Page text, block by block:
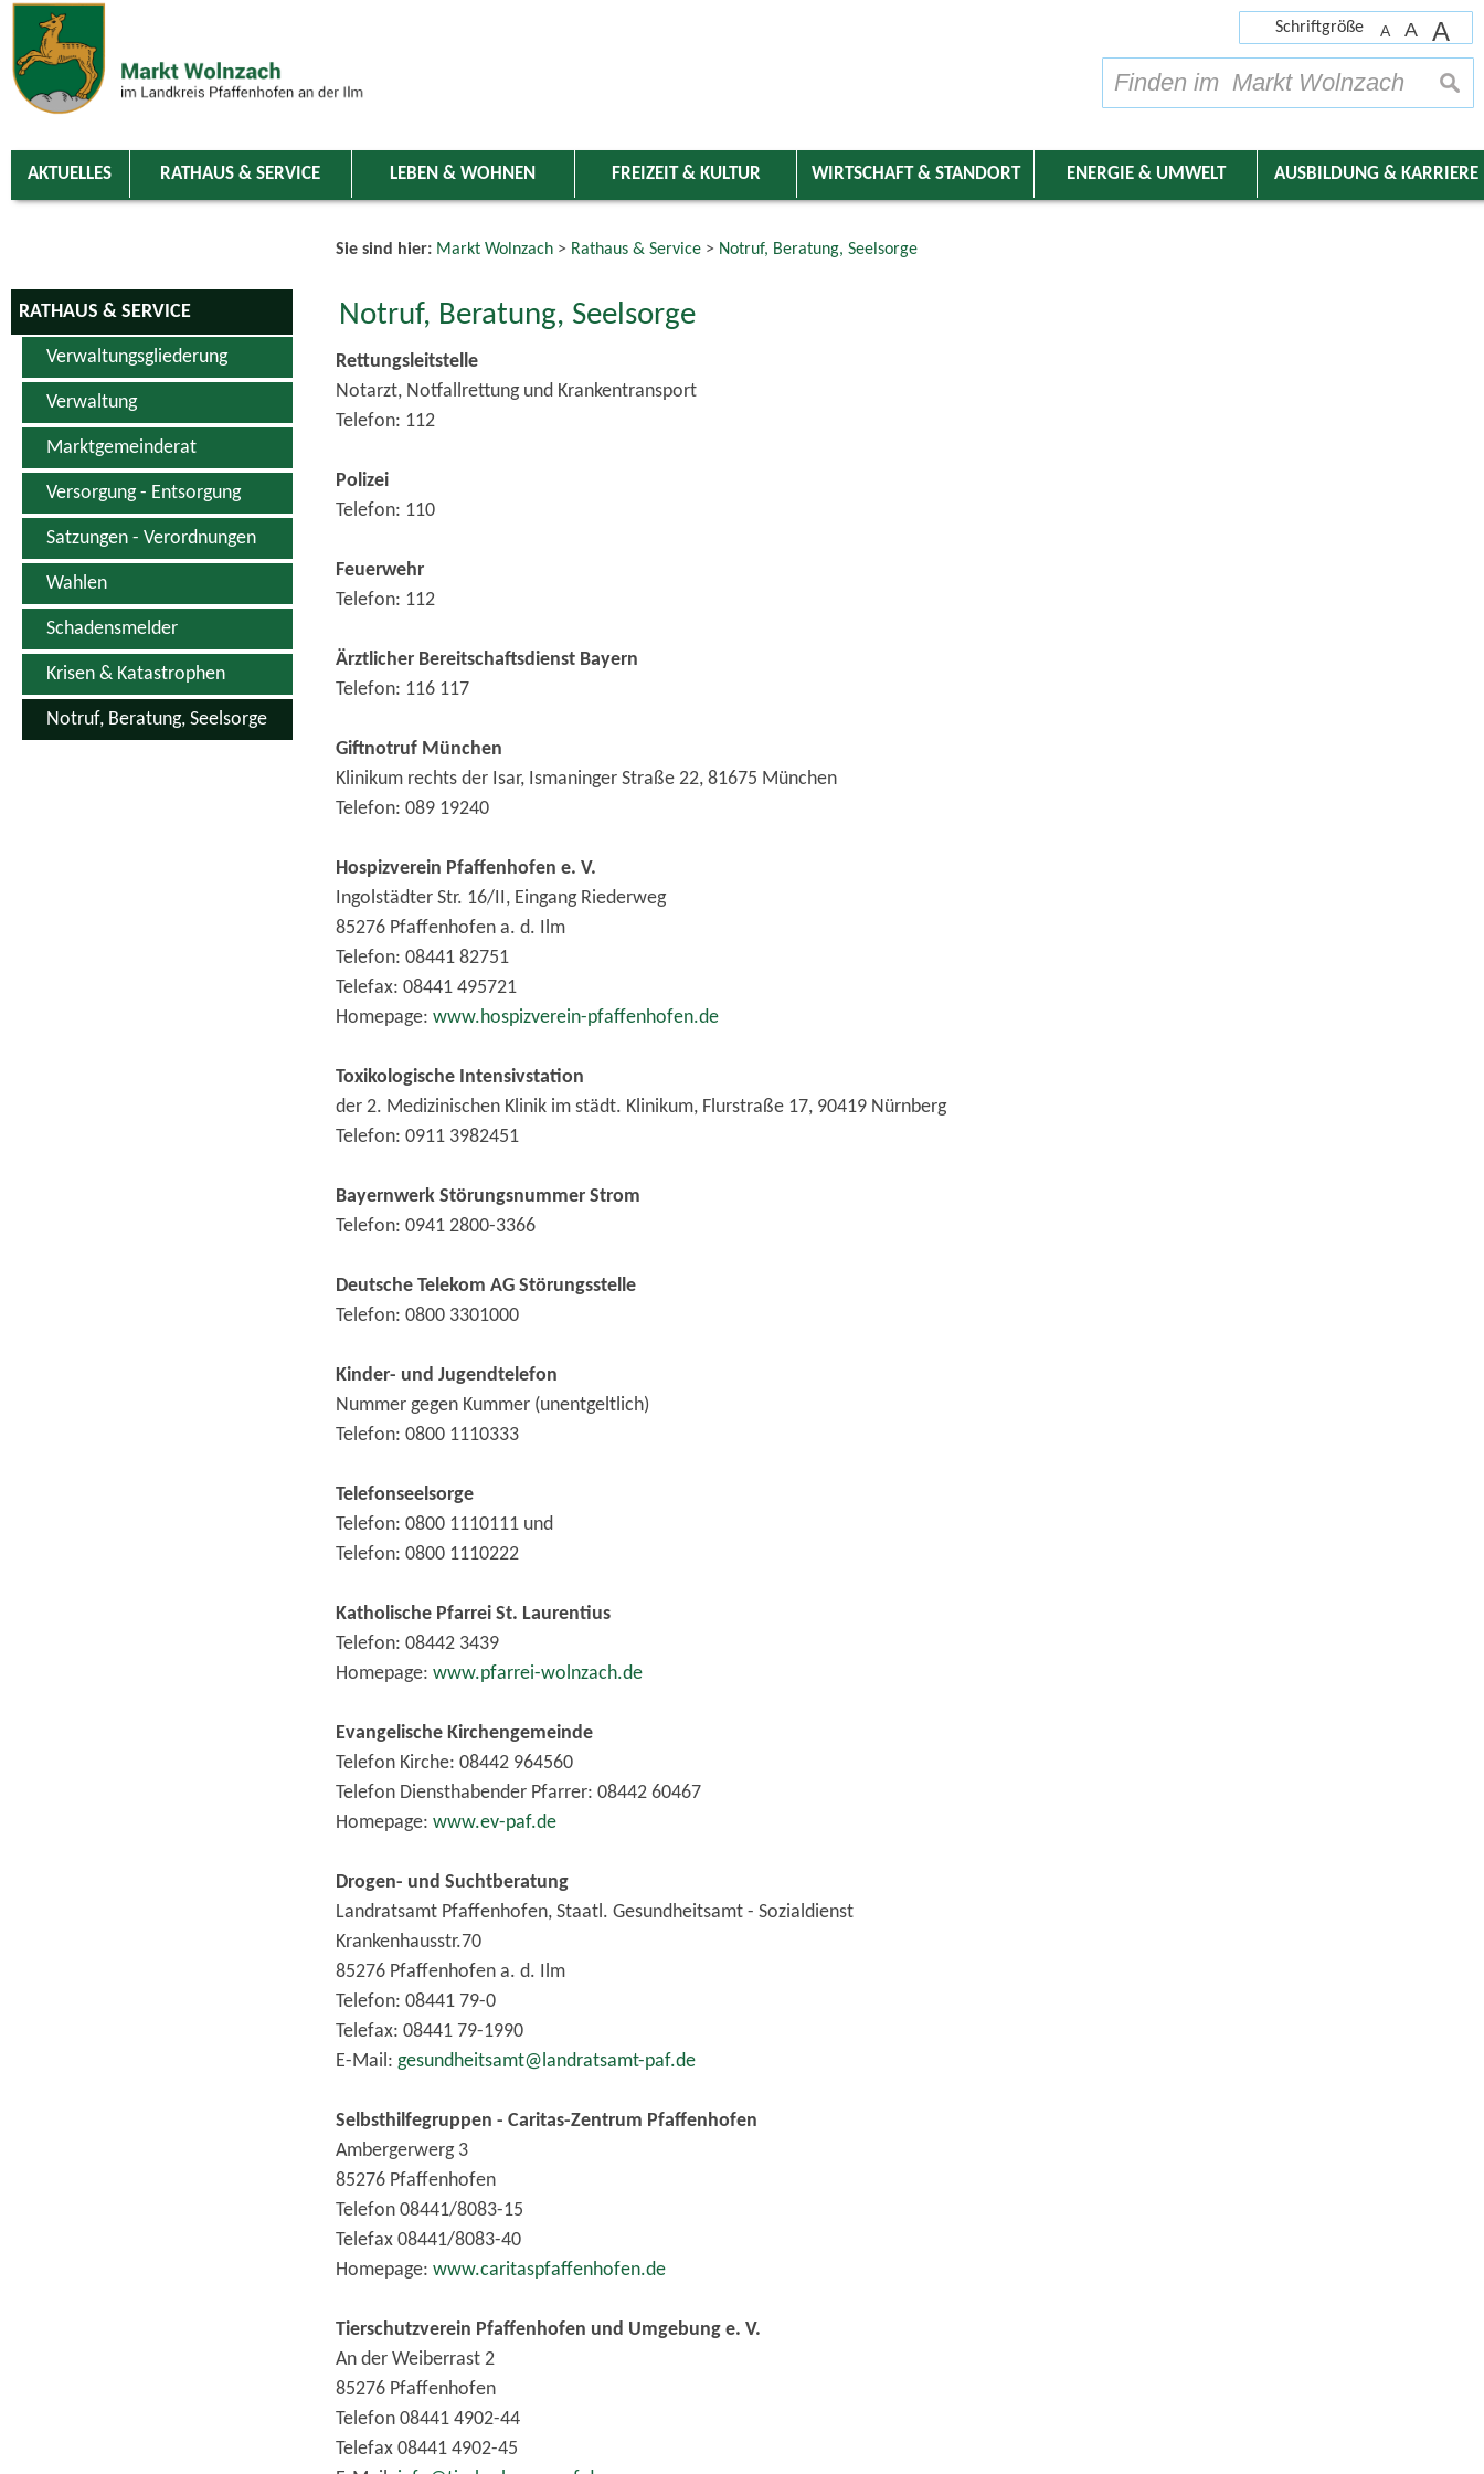
Zum Inhalt zur Navigation
Schriftgröße A A A
AKTUELLES RATHAUS & SERVICE LEBEN & WOHNEN FREIZEIT & KULTUR WIRTSCHAFT & STANDORT ENERGIE & UMWELT AUSBILDUNG & KARRIERE
RATHAUS & SERVICE
Verwaltungsgliederung
Verwaltung
Marktgemeinderat
Versorgung - Entsorgung
Satzungen - Verordnungen
Wahlen
Schadensmelder
Krisen & Katastrophen
Notruf, Beratung, Seelsorge
Sie sind hier: Markt Wolnzach> Rathaus & Service> Notruf, Beratung, Seelsorge
Notruf, Beratung, Seelsorge
Rettungsleitstelle
Notarzt, Notfallrettung und Krankentransport
Telefon: 112
Polizei
Telefon: 110
Feuerwehr
Telefon: 112
Ärztlicher Bereitschaftsdienst Bayern
Telefon: 116 117
Giftnotruf München
Klinikum rechts der Isar, Ismaninger Straße 22, 81675 München
Telefon: 089 19240
Hospizverein Pfaffenhofen e. V.
Ingolstädter Str. 16/II, Eingang Riederweg
85276 Pfaffenhofen a. d. Ilm
Telefon: 08441 82751
Telefax: 08441 495721
Homepage: www.hospizverein-pfaffenhofen.de
Toxikologische Intensivstation
der 2. Medizinischen Klinik im städt. Klinikum, Flurstraße 17, 90419 Nürnberg
Telefon: 0911 3982451
Bayernwerk Störungsnummer Strom
Telefon: 0941 2800-3366
Deutsche Telekom AG Störungsstelle
Telefon: 0800 3301000
Kinder- und Jugendtelefon
Nummer gegen Kummer (unentgeltlich)
Telefon: 0800 1110333
Telefonseelsorge
Telefon: 0800 1110111 und
Telefon: 0800 1110222
Katholische Pfarrei St. Laurentius
Telefon: 08442 3439
Homepage: www.pfarrei-wolnzach.de
Evangelische Kirchengemeinde
Telefon Kirche: 08442 964560
Telefon Diensthabender Pfarrer: 08442 60467
Homepage: www.ev-paf.de
Drogen- und Suchtberatung
Landratsamt Pfaffenhofen, Staatl. Gesundheitsamt - Sozialdienst
Krankenhausstr.70
85276 Pfaffenhofen a. d. Ilm
Telefon: 08441 79-0
Telefax: 08441 79-1990
E-Mail: gesundheitsamt@landratsamt-paf.de
Selbsthilfegruppen - Caritas-Zentrum Pfaffenhofen
Ambergerwerg 3
85276 Pfaffenhofen
Telefon 08441/8083-15
Telefax 08441/8083-40
Homepage: www.caritaspfaffenhofen.de
Tierschutzverein Pfaffenhofen und Umgebung e. V.
An der Weiberrast 2
85276 Pfaffenhofen
Telefon 08441 4902-44
Telefax 08441 4902-45